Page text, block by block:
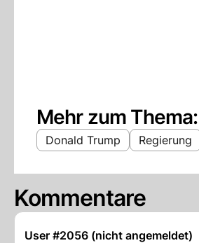
Mehr zum Thema:
Donald Trump Regierung
Kommentare
User #2056 (nicht angemeldet)